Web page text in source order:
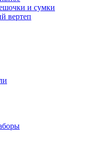
и сумки
вертеп